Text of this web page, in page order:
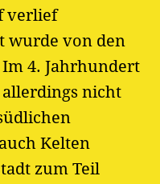
verlief
wurde von den
4. Jahrhundert
allerdings nicht
Kelten
zum Teil